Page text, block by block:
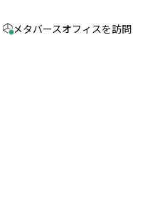
メタバースオフィスを訪問